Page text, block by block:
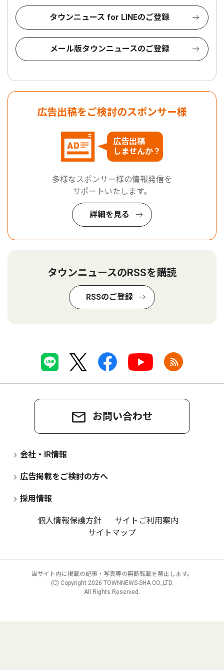
タウンニュース for LINEのご登録
メール版タウンニュースのご登録
広告出稿をご検討のスポンサー様
広告出稿
しませんか？
多様なスポンサー様の情報発信を
サポートいたします。
詳細を見る
タウンニュースのRSSを購読
RSSのご登録
お問い合わせ
会社・IR情報
広告掲載をご検討の方へ
採用情報
個人情報保護方針
サイトご利用案内
サイトマップ
当サイト内に掲載の記事・写真等の無断転載を禁止します。
(C) Copyright 2026 TOWNNEWS-SHA CO.,LTD.
All Rights Reserved.